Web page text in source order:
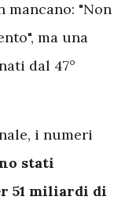
"Non
ma una
dal 47°
i numeri
stati
51 miliardi di